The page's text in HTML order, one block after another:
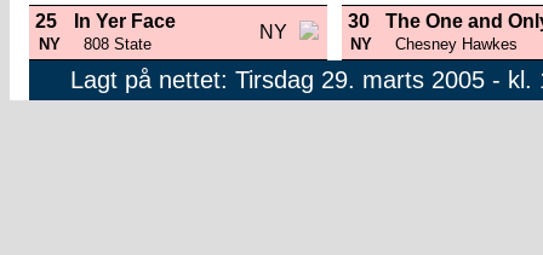
25
NY
In Yer Face
808 State
NY
30
NY
The One and
Chesney Hawkes
Lagt på nettet: Tirsdag 29. marts 2005 - kl.